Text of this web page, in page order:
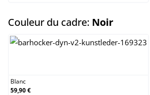
Couleur du cadre: Noirselect
Blanc
59,90 €